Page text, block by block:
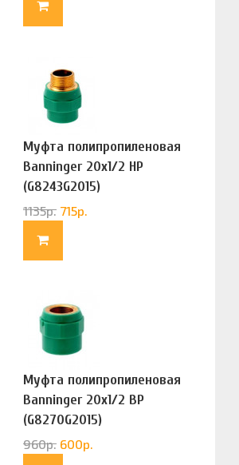
Муфта полипропиленовая
Banninger 20х1/2 НР
(G8243G2015)
1135р. 715р.
Муфта полипропиленовая
Banninger 20х1/2 ВР
(G8270G2015)
960р. 600р.